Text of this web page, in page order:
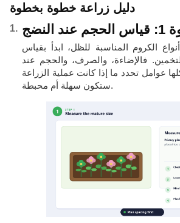
دليل زراعة خطوة بخطوة
النضج
الكروم المناسبة للظل، ابدأ بقياس
فالإضاءة، والصرف، والحجم عند
عوامل تحدد ما إذا كانت عملية الزراعة
ستكون سهلة أم محبطة.